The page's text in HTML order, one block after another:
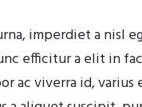
imperdiet a nisl
efficitur a elit in
ac viverra id, varius